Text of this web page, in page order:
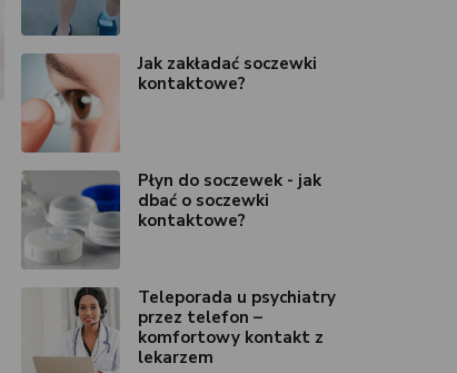
Jak zakładać soczewki
kontaktowe?
Płyn do soczewek - jak
dbać o soczewki
kontaktowe?
Teleporada u psychiatry
przez telefon –
komfortowy kontakt z
lekarzem